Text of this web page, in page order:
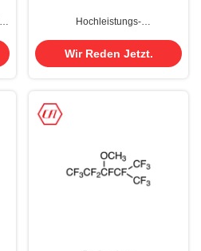
Hochleistungs-
Alternative zu 3M Novec 71IPA
CAS 185045-85-6
Wir Reden Jetzt.